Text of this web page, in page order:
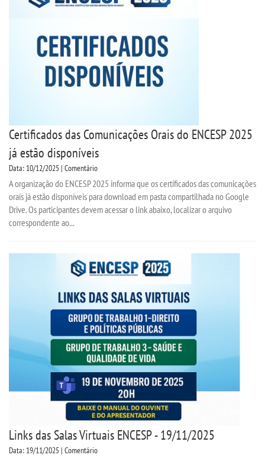
Certificados das Comunicações Orais do ENCESP 2025
já estão disponíveis
Data: 10/12/2025 | Comentário
A organização do ENCESP 2025 informa que os certificados das comunicações
orais já estão disponíveis para download em pasta compartilhada no Google
Drive. Os participantes devem acessar o link abaixo, localizar o arquivo
correspondente ao...
Links das Salas Virtuais ENCESP - 19/11/2025
Data: 19/11/2025 | Comentário